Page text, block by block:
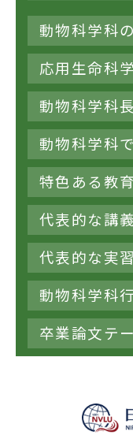
動物科学科
応用生命科
動物科学科
動物科学科
特色ある教育
代表的な講義
代表的な実習
動物科学科
卒業論文テ